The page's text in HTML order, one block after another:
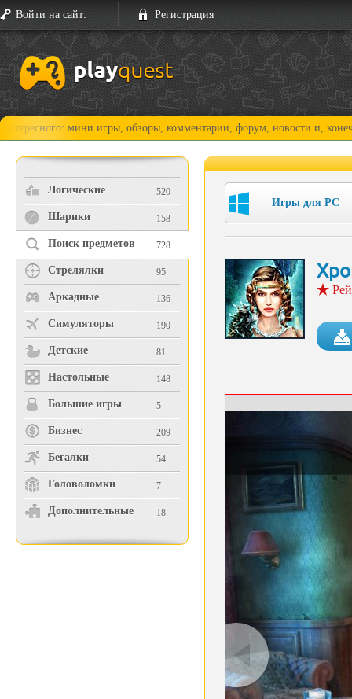
Войти на сайт: Регистрация
мини игры, обзоры, комментарии, форум, новости и, конечно,
Логические 520
Шарики 158
Поиск предметов 728
Стрелялки 95
Аркадные 136
Симуляторы 190
Детские 81
Настольные 148
Большие игры 5
Бизнес 209
Бегалки 54
Головоломки 7
Дополнительные 18
Игры для PC